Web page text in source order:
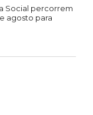
Social percorrem
agosto para